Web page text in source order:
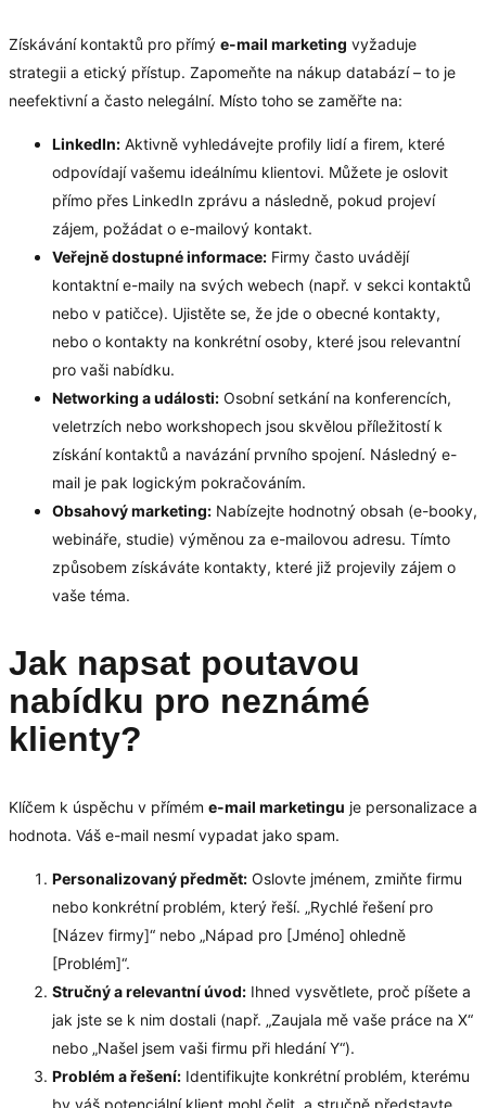
Získávání kontaktů pro přímý e-mail marketing vyžaduje
strategii a etický přístup. Zapomeňte na nákup databází – to je
neefektivní a často nelegální. Místo toho se zaměřte na:
LinkedIn: Aktivně vyhledávejte profily lidí a firem, které
odpovídají vašemu ideálnímu klientovi. Můžete je oslovit
přímo přes LinkedIn zprávu a následně, pokud projeví
zájem, požádat o e-mailový kontakt.
Veřejně dostupné informace: Firmy často uvádějí
kontaktní e-maily na svých webech (např. v sekci kontaktů
nebo v patičce). Ujistěte se, že jde o obecné kontakty,
nebo o kontakty na konkrétní osoby, které jsou relevantní
pro vaši nabídku.
Networking a události: Osobní setkání na konferencích,
veletrzích nebo workshopech jsou skvělou příležitostí k
získání kontaktů a navázání prvního spojení. Následný e-
mail je pak logickým pokračováním.
Obsahový marketing: Nabízejte hodnotný obsah (e-booky,
webináře, studie) výměnou za e-mailovou adresu. Tímto
způsobem získáváte kontakty, které již projevily zájem o
vaše téma.
Jak napsat poutavou
nabídku pro neznámé
klienty?
Klíčem k úspěchu v přímém e-mail marketingu je personalizace a
hodnota. Váš e-mail nesmí vypadat jako spam.
Personalizovaný předmět: Oslovte jménem, zmiňte firmu
nebo konkrétní problém, který řeší. „Rychlé řešení pro
[Název firmy]“ nebo „Nápad pro [Jméno] ohledně
[Problém]“.
Stručný a relevantní úvod: Ihned vysvětlete, proč píšete a
jak jste se k nim dostali (např. „Zaujala mě vaše práce na X“
nebo „Našel jsem vaši firmu při hledání Y“).
Problém a řešení: Identifikujte konkrétní problém, kterému